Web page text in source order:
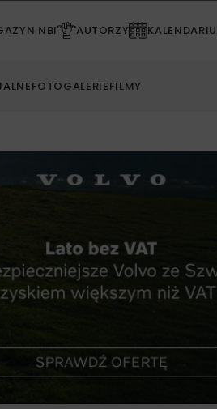
NBI AUTORZY
FOTOGALERIEFILMY